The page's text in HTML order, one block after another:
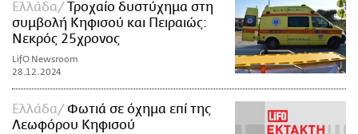
Ελλάδα
Τροχαίο δυστύχημα στη
συμβολή Κηφισού και Πειραιώς:
Νεκρός 25χρονος
LifO Newsroom
28.12.2024
Ελλάδα
Φωτιά σε όχημα επί της
Λεωφόρου Κηφισού